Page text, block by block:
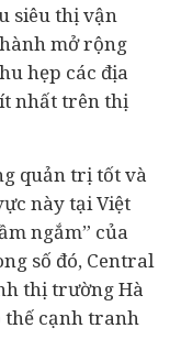
siêu thị vận
mở rộng
hẹp các địa
nhất trên thị
quản trị tốt và
này tại Việt
ngắm” của
số đó, Central
thị trường Hà
thế cạnh tranh